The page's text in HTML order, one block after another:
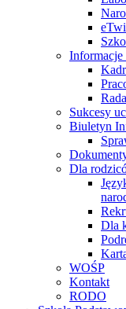
Informacje
Sukcesy
Biuletyn
Dla
Dla
WOŚP
Kontakt
RODO